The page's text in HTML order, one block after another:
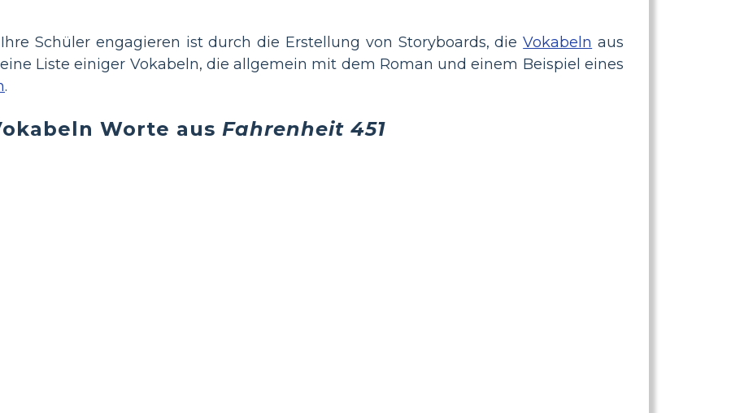
Schüler engagieren ist durch die Erstellung von Storyboards, dieVokabeln aus
Liste einiger Vokabeln, die allgemein mit dem Roman und einem Beispiel eines
.
Worte aus Fahrenheit 451